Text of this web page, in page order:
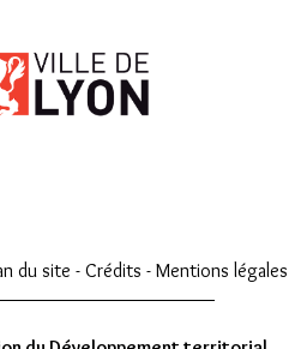
du site - Crédits - Mentions légales